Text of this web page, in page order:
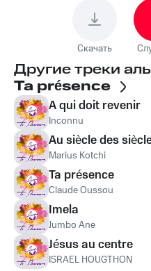
Скачать
Другие треки
Ta présence
A qui doit revenir
Inconnu
Au siècle des
Marius Kotchi
Ta présence
Claude Oussou
Imela
Jumbo Ane
Jésus au centre
ISRAEL HOUGTHON